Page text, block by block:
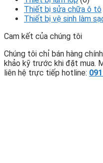
Thiết bị sửa chữa ô tô
Thiết bị vệ sinh làm
Cam kết của chúng tôi
Chúng tôi chỉ bán hàng
khảo kỹ trước khi đặt mua.
liên hệ trực tiếp hotline: